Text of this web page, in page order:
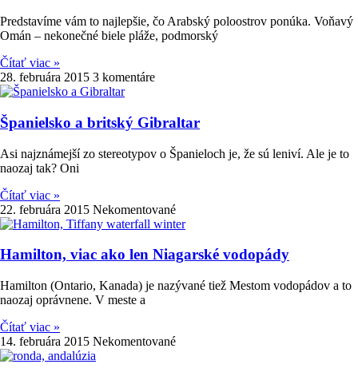
Predstavíme vám to najlepšie, čo Arabský poloostrov ponúka. Voňavý
Omán – nekonečné biele pláže, podmorský
Čítať viac »
28. februára 2015 3 komentáre
Španielsko a britský Gibraltar
Asi najznámejší zo stereotypov o Španieloch je, že sú leniví. Ale je to
naozaj tak? Oni
Čítať viac »
22. februára 2015 Nekomentované
Hamilton, viac ako len Niagarské vodopády
Hamilton (Ontario, Kanada) je nazývané tiež Mestom vodopádov a to
naozaj oprávnene. V meste a
Čítať viac »
14. februára 2015 Nekomentované